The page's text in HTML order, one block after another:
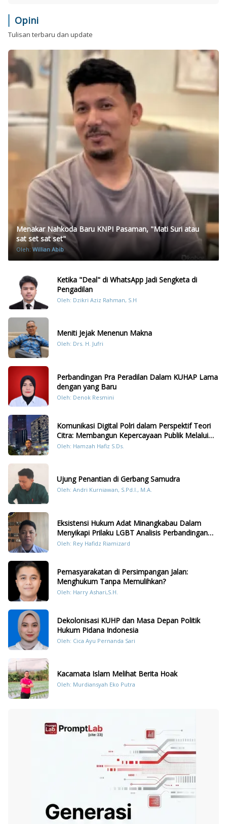
Opini
Tulisan terbaru dan update
Menakar Nahkoda Baru KNPI Pasaman, "Mati Suri atau
sat set sat set"
Oleh:Willian Abib
Ketika "Deal" di WhatsApp Jadi Sengketa di
Pengadilan
Oleh: Dzikri Aziz Rahman, S.H
Meniti Jejak Menenun Makna
Oleh: Drs. H. Jufri
Perbandingan Pra Peradilan Dalam KUHAP Lama
dengan yang Baru
Oleh: Denok Resmini
Komunikasi Digital Polri dalam Perspektif Teori
Citra: Membangun Kepercayaan Publik Melalui
Konten Humanis Kesiapsiagaan Bencana di
Oleh: Hamzah Hafiz S.Ds.
Ujung Penantian di Gerbang Samudra
Oleh: Andri Kurniawan, S.Pd.I., M.A.
Eksistensi Hukum Adat Minangkabau Dalam
Menyikapi Prilaku LGBT Analisis Perbandingan
Dengan Hukum Pidana
Oleh: Rey Hafidz Riamizard
Pemasyarakatan di Persimpangan Jalan:
Menghukum Tanpa Memulihkan?
Oleh: Harry Ashari,S.H.
Dekolonisasi KUHP dan Masa Depan Politik
Hukum Pidana Indonesia
Oleh: Cica Ayu Pernanda Sari
Kacamata Islam Melihat Berita Hoak
Oleh: Murdiansyah Eko Putra